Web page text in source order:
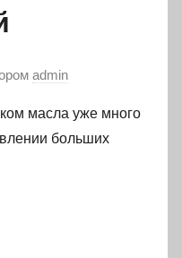
admin
масла уже много
больших